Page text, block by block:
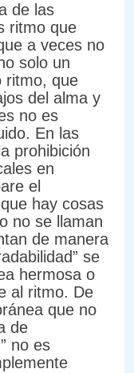
de las
ritmo que
a veces no
solo un
ritmo, que
del alma y
no es
En las
prohibición
en
el
hay cosas
no se llaman
de manera
se
hermosa o
al ritmo. De
que no
de
no es